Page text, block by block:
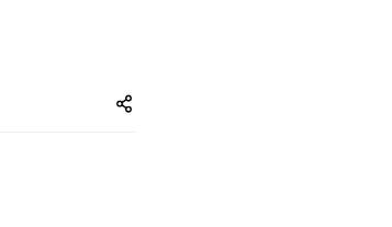
Share
zuto.vn